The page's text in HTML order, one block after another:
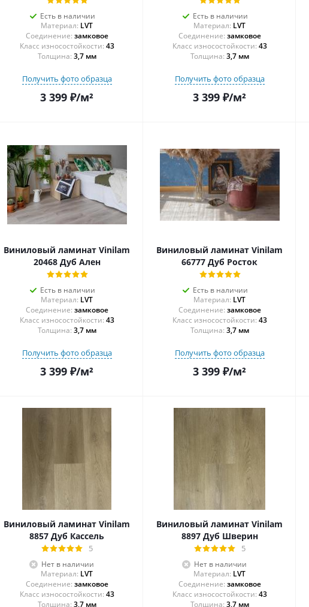
Есть в наличии
Материал: LVT
Соединение: замковое
43
Толщина: 3,7 мм
Получить фото образца
3 399 ₽/м²
Есть в наличии
Материал: LVT
Соединение: замковое
43
Толщина: 3,7 мм
Получить фото образца
3 399 ₽/м²
Виниловый ламинат Vinilam
20468 Дуб Ален
Есть в наличии
Материал: LVT
Соединение: замковое
43
Толщина: 3,7 мм
Получить фото образца
3 399 ₽/м²
Виниловый ламинат Vinilam
66777 Дуб Росток
Есть в наличии
Материал: LVT
Соединение: замковое
43
Толщина: 3,7 мм
Получить фото образца
3 399 ₽/м²
Виниловый ламинат Vinilam
8857 Дуб Кассель
5
Нет в наличии
Материал: LVT
Соединение: замковое
43
Толщина: 3,7 мм
Виниловый ламинат Vinilam
8897 Дуб Шверин
5
Нет в наличии
Материал: LVT
Соединение: замковое
43
Толщина: 3,7 мм